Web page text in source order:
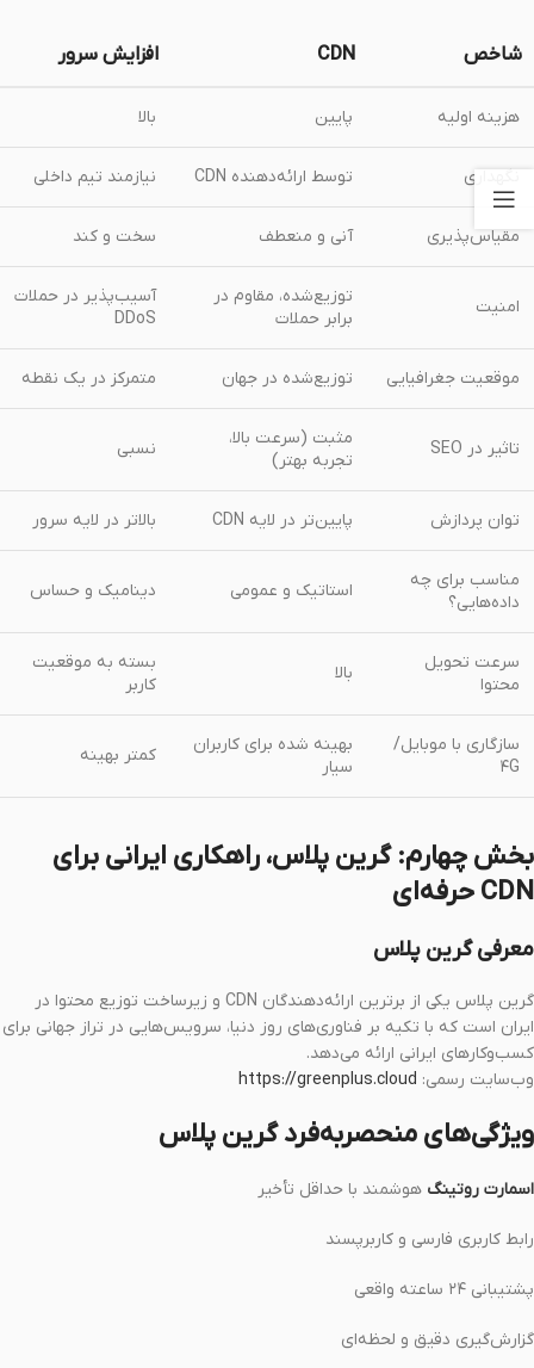
شاخص CDN افزایش سرور
هزینه اولیه پایین بالا
نگهداری توسط ارائه‌دهنده CDN نیازمند تیم داخلی
مقیاس‌پذیری آنی و منعطف سخت و کند
امنیت
توزیع‌شده، مقاوم در
برابر حملات
آسیب‌پذیر در حملات
DDoS
موقعیت جغرافیایی توزیع‌شده در جهان متمرکز در یک نقطه
تاثیر در SEO
مثبت (سرعت بالا،
تجربه بهتر)
نسبی
توان پردازش پایین‌تر در لایه CDN بالاتر در لایه سرور
مناسب برای چه
داده‌هایی؟
استاتیک و عمومی دینامیک و حساس
سرعت تحویل
محتوا
بالا
بسته به موقعیت
کاربر
سازگاری با موبایل/
۴G
بهینه شده برای کاربران
سیار
کمتر بهینه
بخش چهارم: گرین پلاس، راهکاری ایرانی برای
CDN حرفه‌ای
معرفی گرین پلاس
گرین پلاس یکی از برترین ارائه‌دهندگان CDN و زیرساخت توزیع محتوا در
ایران است که با تکیه بر فناوری‌های روز دنیا، سرویس‌هایی در تراز جهانی برای
کسب‌وکارهای ایرانی ارائه می‌دهد.
وب‌سایت رسمی: https://greenplus.cloud
ویژگی‌های منحصربه‌فرد گرین پلاس
اسمارت روتینگ هوشمند با حداقل تأخیر
رابط کاربری فارسی و کاربرپسند
پشتیبانی ۲۴ ساعته واقعی
گزارش‌گیری دقیق و لحظه‌ای